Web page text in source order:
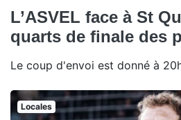
L’ASVEL face à St
quarts de finale des
Le coup d'envoi est donné à
Locales